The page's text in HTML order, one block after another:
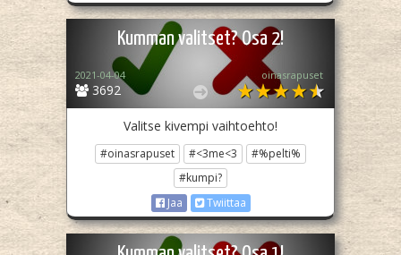
Kumman valitset? Osa 2!
3692
2021-04-04 oinasrapuset
Valitse kivempi vaihtoehto!
#oinasrapuset #<3me<3
#%pelti%
#kumpi?
Jaa
Twiittaa